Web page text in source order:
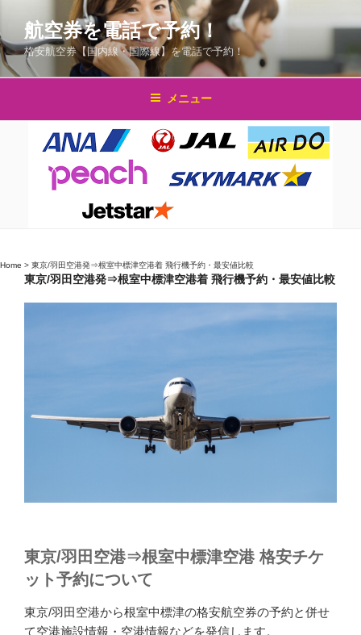
テ
ン
ス
航空券を電話で予約！
格安航空券【国内線・国際線】を電話で予約！
メニュー
Home > 東京/羽田空港発⇒根室中標津空港着 飛行機予約・最安値比較
東京/羽田空港発⇒根室中標津空港着 飛行機予約・最安値比較
東京/羽田空港⇒根室中標津空港 格安チケ
ット予約について
東京/羽田空港から根室中標津の格安航空券の予約と併せ
て空港施設情報・空港情報などを発信します。